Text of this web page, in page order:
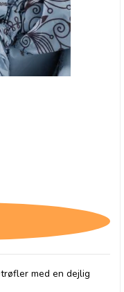
med en dejlig